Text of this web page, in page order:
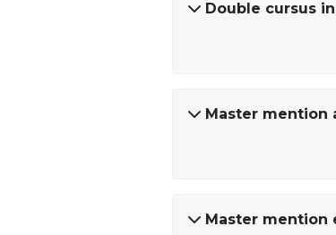
Double cursus
Master mention
Master mention